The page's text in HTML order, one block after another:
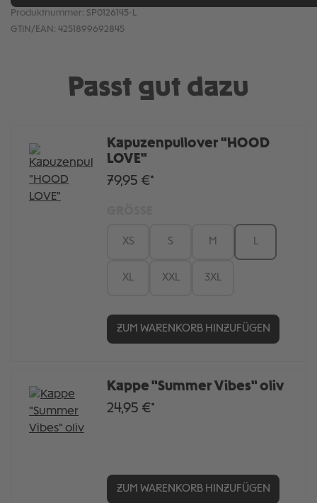
Produktnummer: SP0126145-L
GTIN/EAN: 4251899692845
Passt gut dazu
Kapuzenpullover "HOOD
LOVE"
79,95 €*
XS S M L
XL XXL 3XL
ZUM WARENKORB HINZUFÜGEN
Kappe "Summer Vibes" oliv
24,95 €*
ZUM WARENKORB HINZUFÜGEN